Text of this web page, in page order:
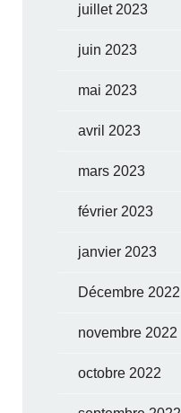
juillet 2023
juin 2023
mai 2023
avril 2023
mars 2023
février 2023
janvier 2023
Décembre 2022
novembre 2022
octobre 2022